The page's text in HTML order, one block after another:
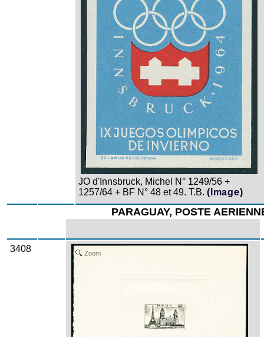
JO d'Innsbruck, Michel N° 1249/56 +
1257/64 + BF N° 48 et 49. T.B. (Image)
PARAGUAY, POSTE
3408 Zoom